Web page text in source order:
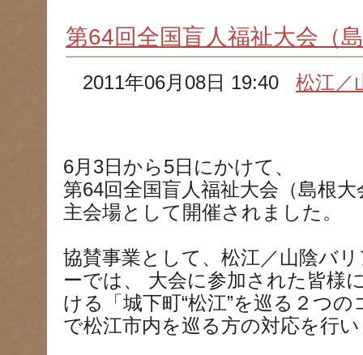
第64回全国盲人福祉大会（
2011年06月08日 19:40松江／
6月3日から5日にかけて、
第64回全国盲人福祉大会（島根
主会場として開催されました。
協賛事業として、松江／山陰バ
ーでは、 大会に参加された皆様
ける「城下町“松江”を巡る２つ
で松江市内を巡る方の対応を行